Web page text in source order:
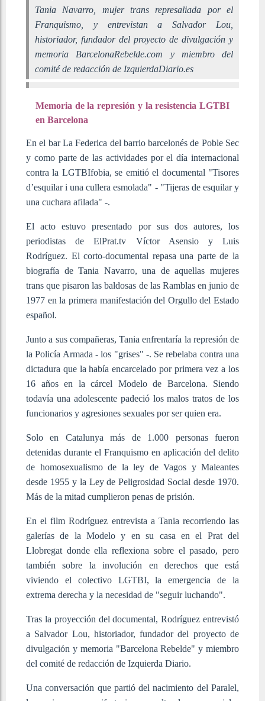
Tania Navarro, mujer trans represaliada por el
Franquismo, y entrevistan a Salvador Lou,
historiador, fundador del proyecto de divulgación y
memoria BarcelonaRebelde.com y miembro del
comité de redacción de IzquierdaDiario.es
Memoria de la represión y la resistencia LGTBI
en Barcelona
En el bar La Federica del barrio barcelonés de Poble Sec
y como parte de las actividades por el día internacional
contra la LGTBIfobia, se emitió el documental "Tisores
d’esquilar i una cullera esmolada" - "Tijeras de esquilar y
una cuchara afilada" -.
El acto estuvo presentado por sus dos autores, los
periodistas de ElPrat.tv Víctor Asensio y Luis
Rodríguez. El corto-documental repasa una parte de la
biografía de Tania Navarro, una de aquellas mujeres
trans que pisaron las baldosas de las Ramblas en junio de
1977 en la primera manifestación del Orgullo del Estado
español.
Junto a sus compañeras, Tania enfrentaría la represión de
la Policía Armada - los "grises" -. Se rebelaba contra una
dictadura que la había encarcelado por primera vez a los
16 años en la cárcel Modelo de Barcelona. Siendo
todavía una adolescente padeció los malos tratos de los
funcionarios y agresiones sexuales por ser quien era.
Solo en Catalunya más de 1.000 personas fueron
detenidas durante el Franquismo en aplicación del delito
de homosexualismo de la ley de Vagos y Maleantes
desde 1955 y la Ley de Peligrosidad Social desde 1970.
Más de la mitad cumplieron penas de prisión.
En el film Rodríguez entrevista a Tania recorriendo las
galerías de la Modelo y en su casa en el Prat del
Llobregat donde ella reflexiona sobre el pasado, pero
también sobre la involución en derechos que está
viviendo el colectivo LGTBI, la emergencia de la
extrema derecha y la necesidad de "seguir luchando".
Tras la proyección del documental, Rodríguez entrevistó
a Salvador Lou, historiador, fundador del proyecto de
divulgación y memoria "Barcelona Rebelde" y miembro
del comité de redacción de Izquierda Diario.
Una conversación que partió del nacimiento del Paralel,